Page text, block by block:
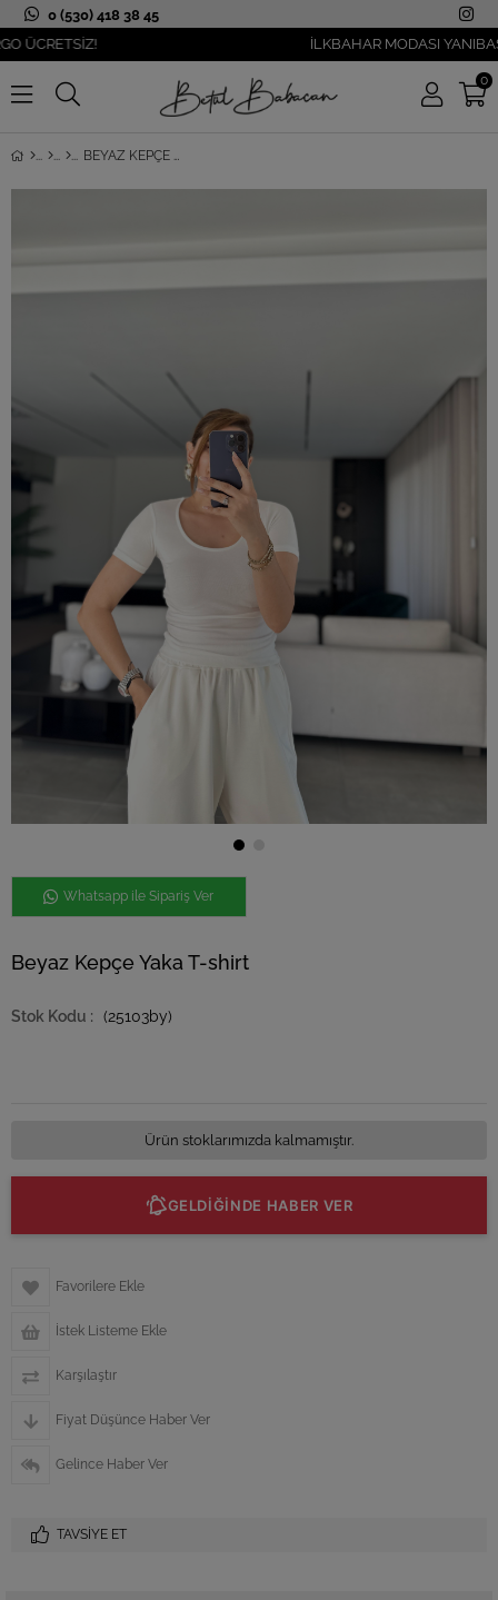
0 (530) 418 38 45
İLKBAHAR MODASI
0
BEYAZ KEPÇE YAKA T-SHIRT
Whatsapp ile Sipariş Ver
Beyaz Kepçe Yaka T-shirt
(25103by)
Ürün stoklarımızda kalmamıştır.
GELDİĞİNDE HABER VER
Favorilere Ekle
İstek Listeme Ekle
Karşılaştır
Fiyat Düşünce Haber Ver
Gelince Haber Ver
TAVSIYE ET